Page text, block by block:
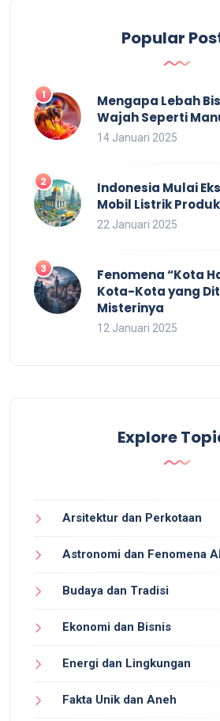
Popular
Mengapa Lebah
Wajah Seperti
14 Januari 2025
Indonesia Mulai
Mobil Listrik
22 Januari 2025
Fenomena “Kota
Kota-Kota yang
Misterinya
12 Januari 2025
Explore
Arsitektur dan Perkotaan
Astronomi dan Fenomena
Budaya dan Tradisi
Ekonomi dan Bisnis
Energi dan Lingkungan
Fakta Unik dan Aneh